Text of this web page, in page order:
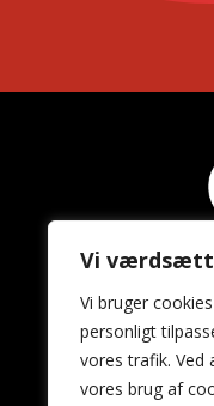
Vi
Vi bruger
personligt
vores trafik. Ved
vores brug af